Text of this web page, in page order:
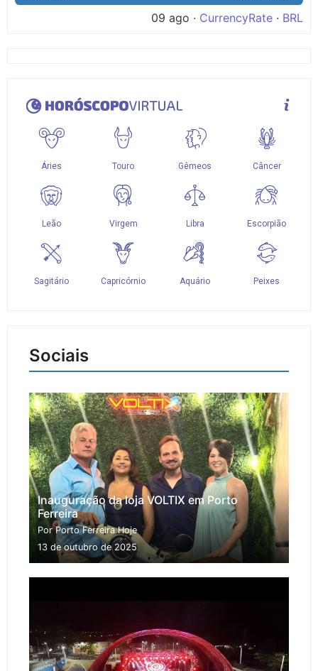
09 ago · CurrencyRate · BRL
Sociais
Inauguração da loja VOLTIX em Porto
Ferreira
Por Porto Ferreira Hoje
13 de outubro de 2025